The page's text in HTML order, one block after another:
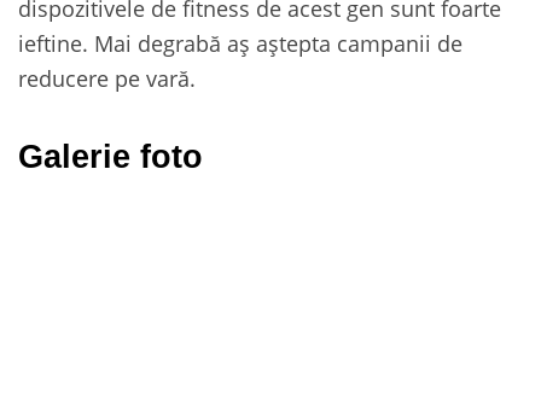
dispozitivele de fitness de acest gen sunt foarte
ieftine. Mai degrabă aș aștepta campanii de
reducere pe vară.
Galerie foto